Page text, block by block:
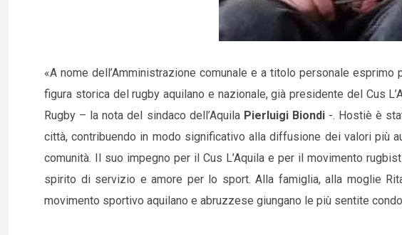
«A nome dell’Amministrazione comunale e a titolo personale
figura storica del rugby aquilano e nazionale, già presidente del Cus
Rugby – la nota del sindaco dell’AquilaPierluigi Biondi -. Hostiè è
città, contribuendo in modo significativo alla diffusione dei valori più
comunità. Il suo impegno per il Cus L’Aquila e per il movimento
spirito di servizio e amore per lo sport. Alla famiglia, alla moglie
movimento sportivo aquilano e abruzzese giungano le più sentite